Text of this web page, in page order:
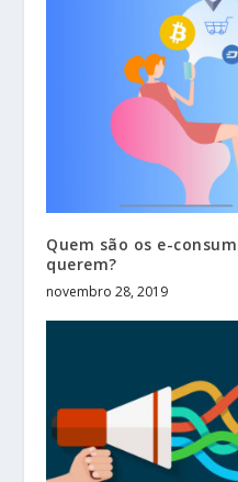
Quem são os e-
querem?
novembro 28, 2019